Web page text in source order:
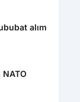
alım